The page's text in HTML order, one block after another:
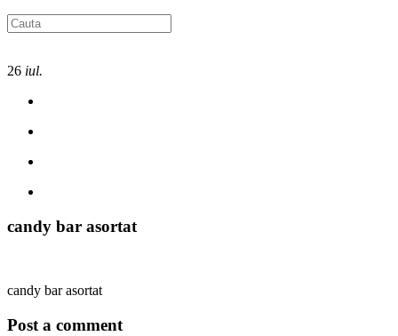
26 iul.
candy bar asortat
candy bar asortat
Post a comment